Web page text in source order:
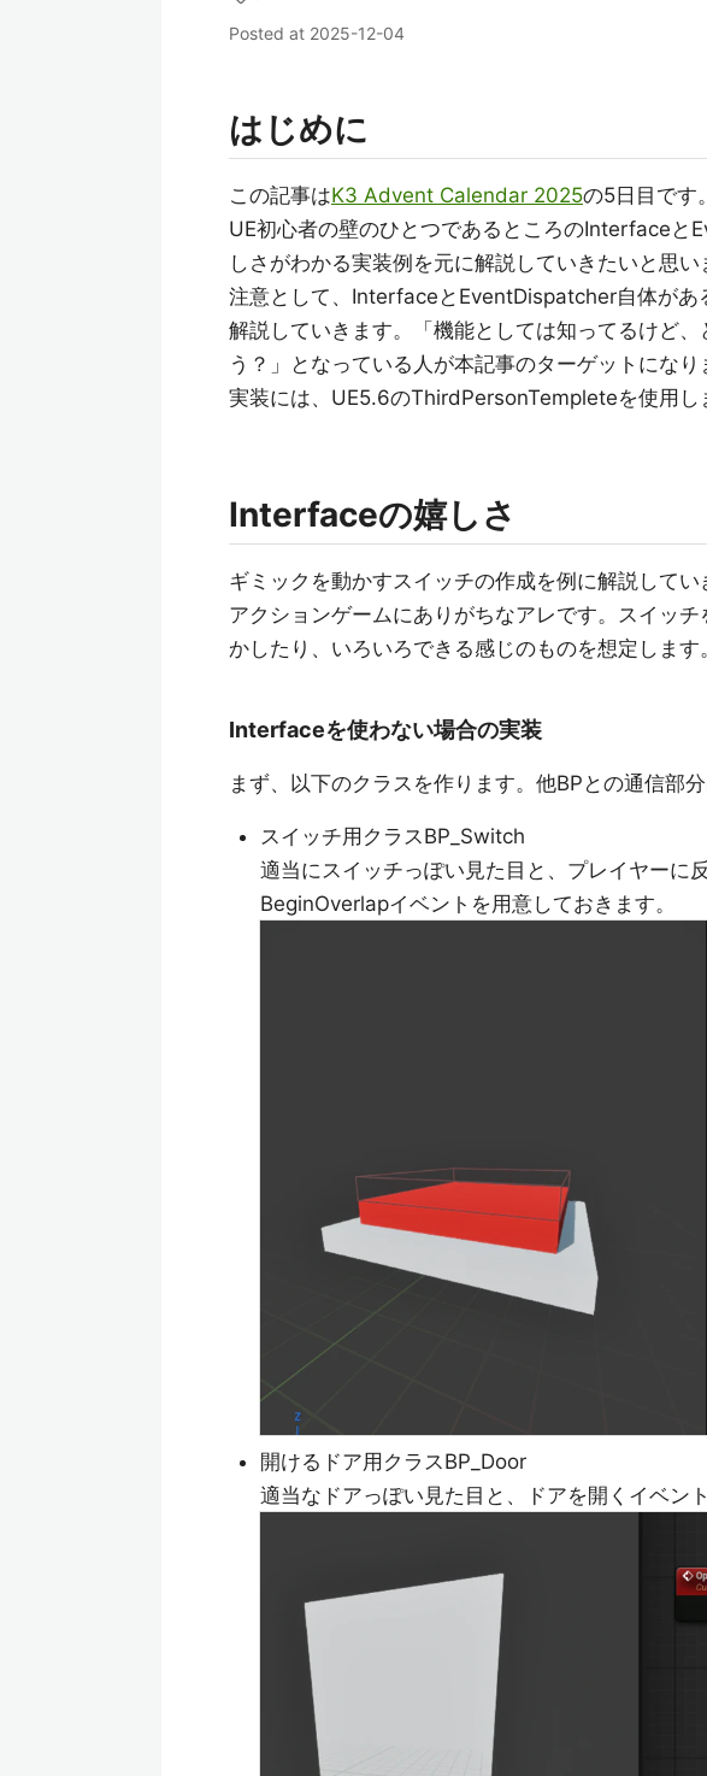
Posted at 2025-12-04
はじめに
この記事はK3 Advent Calendar 2025の5日目です。
UE初心者の壁のひとつであるところのInterfaceと
しさがわかる実装例を元に解説していきたいと思い
注意として、InterfaceとEventDispatcher自体があ
解説していきます。「機能としては知ってるけど
う？」となっている人が本記事のターゲットになり
実装には、UE5.6のThirdPersonTempleteを使用し
Interfaceの嬉しさ
ギミックを動かすスイッチの作成を例に解説してい
アクションゲームにありがちなアレです。スイッ
かしたり、いろいろできる感じのものを想定します。
Interfaceを使わない場合の実装
まず、以下のクラスを作ります。他BPとの通信部分
スイッチ用クラスBP_Switch
適当にスイッチっぽい見た目と、プレイヤーに
BeginOverlapイベントを用意しておきます。
開けるドア用クラスBP_Door
適当なドアっぽい見た目と、ドアを開くイベン